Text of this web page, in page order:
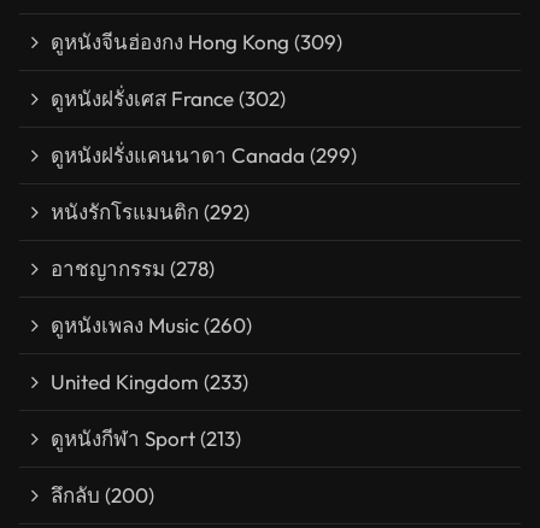
ดูหนังจีนฮ่องกง Hong Kong (309)
ดูหนังฝรั่งเศส France(302)
ดูหนังฝรั่งแคนนาดา Canada (299)
หนังรักโรแมนติก (292)
อาชญากรรม (278)
ดูหนังเพลง Music(260)
United Kingdom (233)
ดูหนังกีฬา Sport(213)
ลึกลับ (200)